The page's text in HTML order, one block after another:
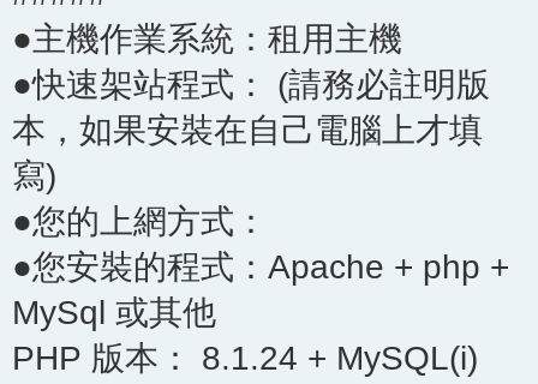
●主機作業系統：租用主機
●快速架站程式： (請務必註明版
本，如果安裝在自己電腦上才填
寫)
●您的上網方式：
●您安裝的程式：Apache + php +
MySql 或其他
PHP 版本： 8.1.24 + MySQL(i)